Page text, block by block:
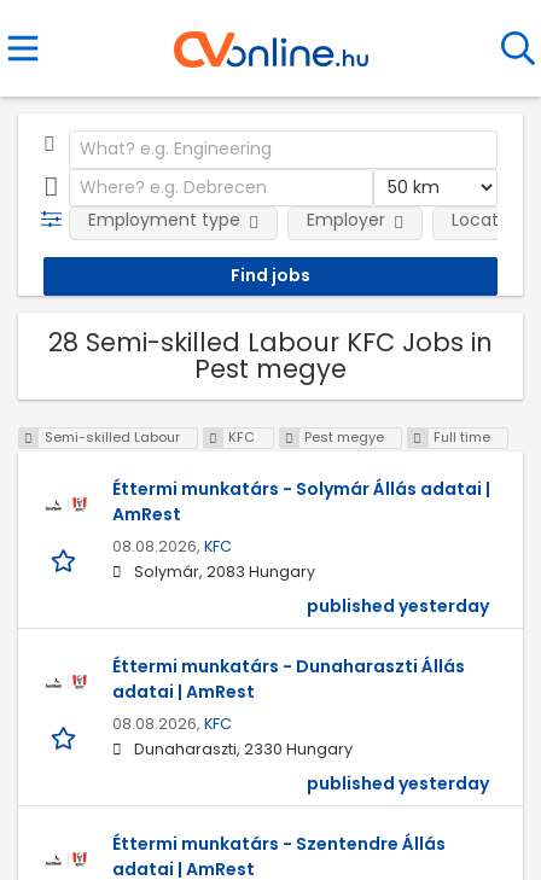
Employment type Employer Location
28 Semi-skilled Labour KFC Jobs in
Pest megye
Semi-skilled Labour KFC Pest megye Full time
Éttermi munkatárs - Solymár Állás adatai |
AmRest
08.08.2026, KFC
Solymár, 2083 Hungary
published yesterday
Éttermi munkatárs - Dunaharaszti Állás
adatai | AmRest
08.08.2026, KFC
Dunaharaszti, 2330 Hungary
published yesterday
Éttermi munkatárs - Szentendre Állás
adatai | AmRest